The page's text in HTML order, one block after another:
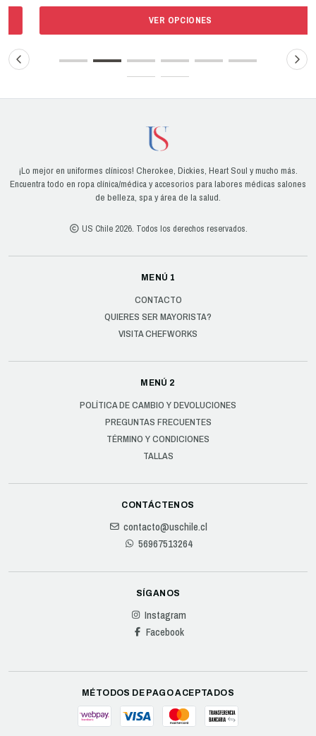
VER OPCIONES
¡Lo mejor en uniformes clínicos! Cherokee, Dickies, Heart Soul y mucho más.
Encuentra todo en ropa clínica/médica y accesorios para labores médicas salones
de belleza, spa y área de la salud.
US Chile 2026. Todos los derechos reservados.
MENÚ 1
CONTACTO
QUIERES SER MAYORISTA?
VISITA CHEFWORKS
MENÚ 2
POLÍTICA DE CAMBIO Y DEVOLUCIONES
PREGUNTAS FRECUENTES
TÉRMINO Y CONDICIONES
TALLAS
CONTÁCTENOS
contacto@uschile.cl
56967513264
SÍGANOS
Instagram
Facebook
MÉTODOS DE PAGO ACEPTADOS